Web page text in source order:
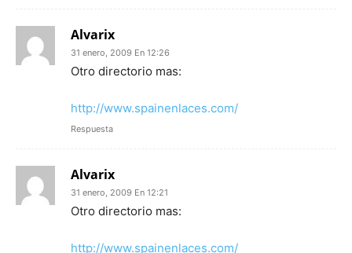
Alvarix
31 enero, 2009 En 12:26
Otro directorio mas:
http://www.spainenlaces.com/
Respuesta
Alvarix
31 enero, 2009 En 12:21
Otro directorio mas:
http://www.spainenlaces.com/